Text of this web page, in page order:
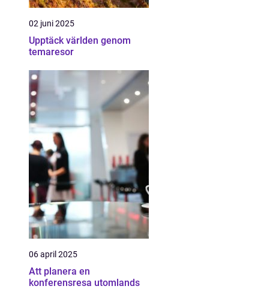
02 juni 2025
Upptäck världen genom
temaresor
06 april 2025
Att planera en
konferensresa utomlands